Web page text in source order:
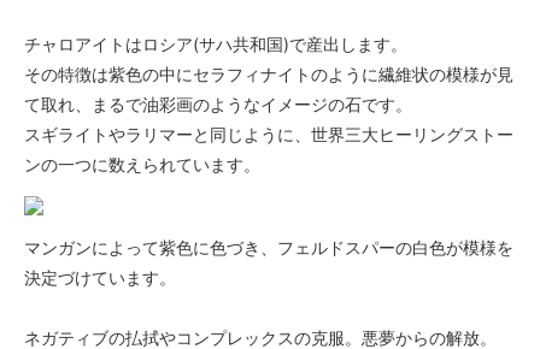
チャロアイトはロシア(サハ共和国)で産出します。
その特徴は紫色の中にセラフィナイトのように繊維状の模様が見
て取れ、まるで油彩画のようなイメージの石です。
スギライトやラリマーと同じように、世界三大ヒーリングストー
ンの一つに数えられています。
マンガンによって紫色に色づき、フェルドスパーの白色が模様を
決定づけています。
ネガティブの払拭やコンプレックスの克服。悪夢からの解放。